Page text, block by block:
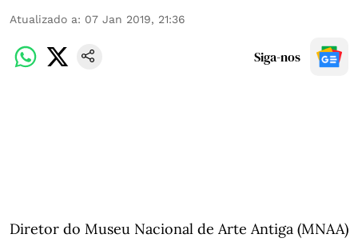
Atualizado a: 07 Jan 2019, 21:36
Siga-nos
Diretor do Museu Nacional de Arte Antiga (MNAA)